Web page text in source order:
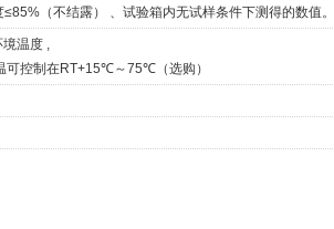
（不结露） 、试验箱内无试样条件下测得的数值。
温度 ,
可控制在RT+15℃～75℃（选购）